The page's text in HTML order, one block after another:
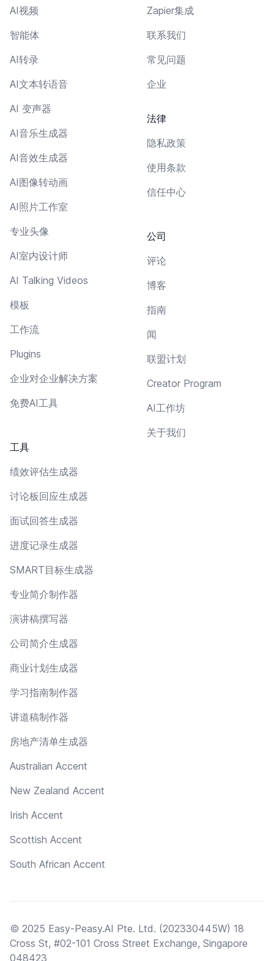
AI视频
智能体
AI转录
AI文本转语音
AI 变声器
AI音乐生成器
AI音效生成器
AI图像转动画
AI照片工作室
专业头像
AI室内设计师
AI Talking Videos
模板
工作流
Plugins
企业对企业解决方案
免费AI工具
工具
绩效评估生成器
讨论板回应生成器
面试回答生成器
进度记录生成器
SMART目标生成器
专业简介制作器
演讲稿撰写器
公司简介生成器
商业计划生成器
学习指南制作器
讲道稿制作器
房地产清单生成器
Australian Accent
New Zealand Accent
Irish Accent
Scottish Accent
South African Accent
Zapier集成
联系我们
常见问题
企业
法律
隐私政策
使用条款
信任中心
公司
评论
博客
指南
闻
联盟计划
Creator Program
AI工作坊
关于我们
© 2025 Easy-Peasy.AI Pte. Ltd. (202330445W) 18
Cross St, #02-101 Cross Street Exchange, Singapore
048423